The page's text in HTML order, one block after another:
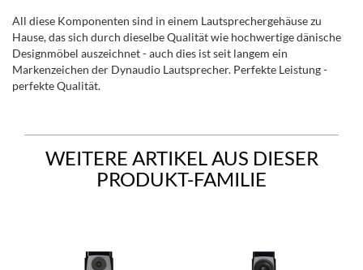
All diese Komponenten sind in einem Lautsprechergehäuse zu
Hause, das sich durch dieselbe Qualität wie hochwertige dänische
Designmöbel auszeichnet - auch dies ist seit langem ein
Markenzeichen der Dynaudio Lautsprecher. Perfekte Leistung -
perfekte Qualität.
WEITERE ARTIKEL AUS DIESER
PRODUKT-FAMILIE